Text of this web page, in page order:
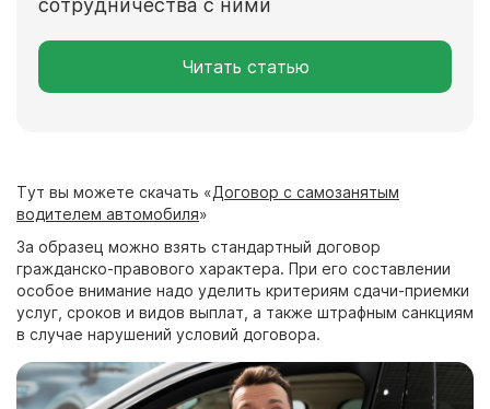
сотрудничества с ними
Читать статью
Тут вы можете скачать «Договор с самозанятым
водителем автомобиля»
За образец можно взять стандартный договор
гражданско-правового характера. При его составлении
особое внимание надо уделить критериям сдачи-приемки
услуг, сроков и видов выплат, а также штрафным санкциям
в случае нарушений условий договора.